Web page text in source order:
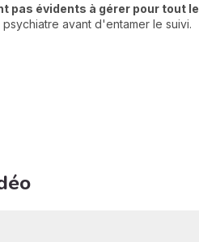
pas évidents à gérer pour tout le
avant d'entamer le suivi.